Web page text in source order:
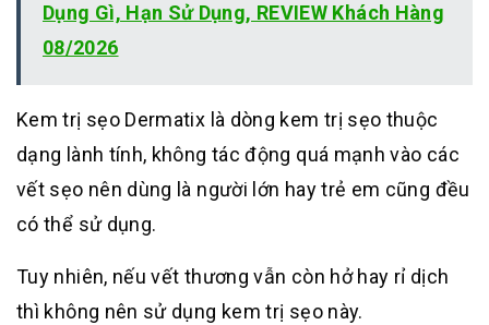
Dụng Gì, Hạn Sử Dụng, REVIEW Khách Hàng
08/2026
Kem trị sẹo Dermatix là dòng kem trị sẹo thuộc
dạng lành tính, không tác động quá mạnh vào các
vết sẹo nên dùng là người lớn hay trẻ em cũng đều
có thể sử dụng.
Tuy nhiên, nếu vết thương vẫn còn hở hay rỉ dịch
thì không nên sử dụng kem trị sẹo này.